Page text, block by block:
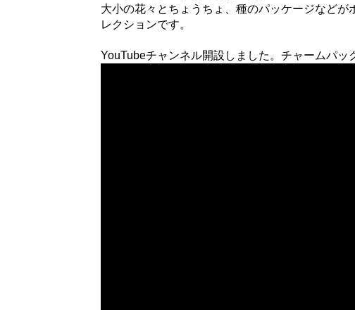
大小の花々とちょうちょ、種のパッケージなど
レクションです。
YouTubeチャンネル開設しました。チャームパッ